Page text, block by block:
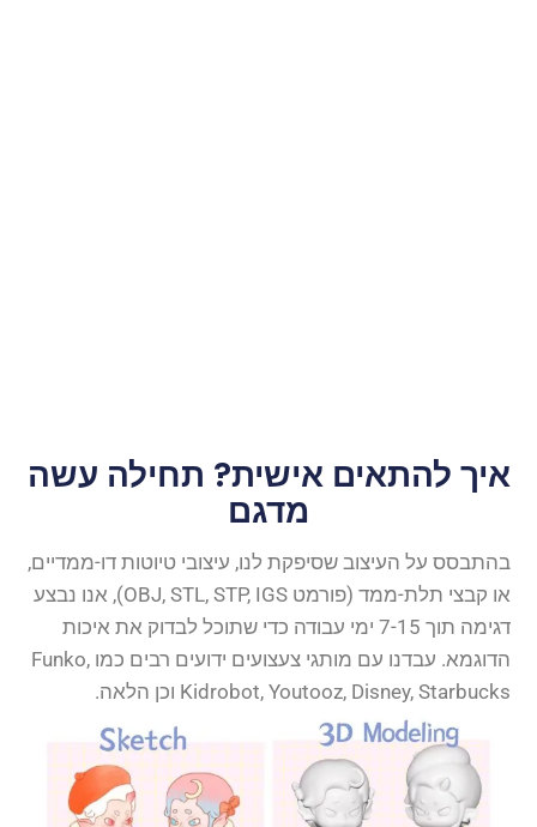
איך להתאים אישית? תחילה עשה
מדגם
בהתבסס על העיצוב שסיפקת לנו, עיצובי טיוטות דו-ממדיים,
או קבצי תלת-ממד (פורמט OBJ, STL, STP, IGS), אנו נבצע
דגימה תוך 7-15 ימי עבודה כדי שתוכל לבדוק את איכות
הדוגמא. עבדנו עם מותגי צעצועים ידועים רבים כמו Funko,
Kidrobot, Youtooz, Disney, Starbucks וכן הלאה.